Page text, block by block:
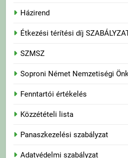
Házirend
Étkezési térítési díj
SZMSZ
Soproni Német Nemzetiségi
Fenntartói értékelés
Közzétételi lista
Panaszkezelési szabályzat
Adatvédelmi szabályzat